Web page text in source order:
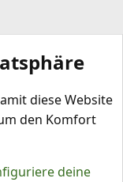
diese Website
den Komfort
deine